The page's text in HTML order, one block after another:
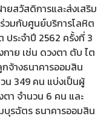
สวัสดิการและส่งเสริม
มกับศูนย์บริการโลหิต
ระจำปี 2562 ครั้งที่ 3
าย เช่น ดวงตา ตับ ไต
จ้างธนาคารออมสิน
น 349 คน แบ่งเป็นผู้
า จำนวน 6 คน และ
บุรฉัตร ธนาคารออมสิน